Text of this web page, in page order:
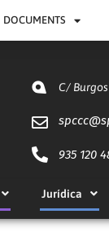
DOCUMENTS
C/
spccc@
935 120
Jurídica